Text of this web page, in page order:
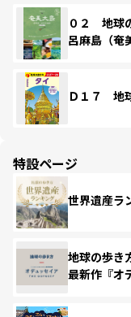
０２ 地球
呂麻島（
Ｄ１７ 地
特設ページ
世界遺産ラ
地球の歩き
最新作『オ